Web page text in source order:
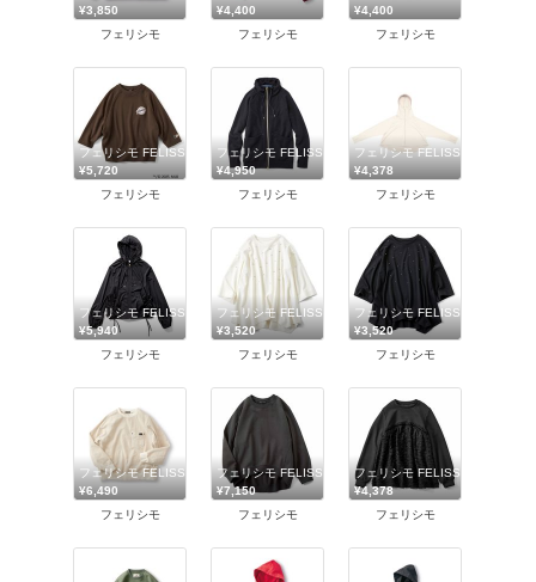
¥3,850
フェリシモ
¥4,400
フェリシモ
¥4,400
フェリシモ
フェリシモ FELISSIMO
¥5,720
フェリシモ
フェリシモ FELISSIMO
¥4,950
フェリシモ
フェリシモ FELISSIMO
¥4,378
フェリシモ
フェリシモ FELISSIMO
¥5,940
フェリシモ
フェリシモ FELISSIMO
¥3,520
フェリシモ
フェリシモ FELISSIMO
¥3,520
フェリシモ
フェリシモ FELISSIMO
¥6,490
フェリシモ
フェリシモ FELISSIMO
¥7,150
フェリシモ
フェリシモ FELISSIMO
¥4,378
フェリシモ